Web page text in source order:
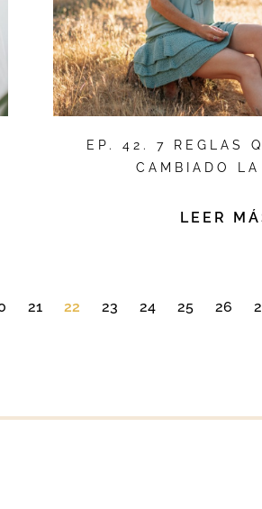
EP. 42. 7 REGLAS
CAMBIADO
LEER
21 22 23 24 25 26